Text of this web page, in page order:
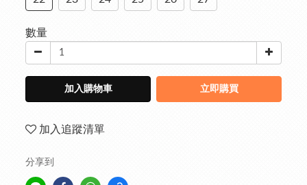
數量
加入購物車 立即購買
加入追蹤清單
分享到